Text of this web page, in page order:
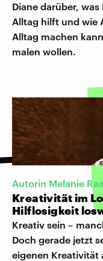
Diane darüber,
Alltag hilft und wie
Alltag machen
malen wollen.
Autorin Melanie
Kreativität im
Hilflosigkeit
Kreativ sein –
Doch gerade jetzt
eigenen Kreativität